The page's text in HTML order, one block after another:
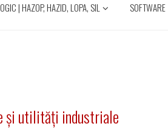
| HAZOP, HAZID, LOPA, SIL SOFTWARE
și utilități industriale